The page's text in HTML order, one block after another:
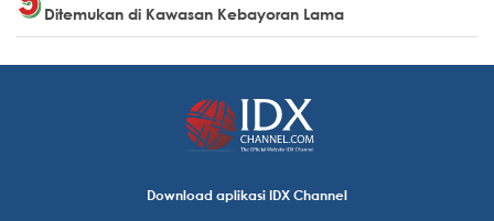
Ditemukan di Kawasan Kebayoran Lama
Download aplikasi IDX Channel